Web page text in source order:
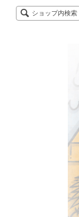
ショップ内検索